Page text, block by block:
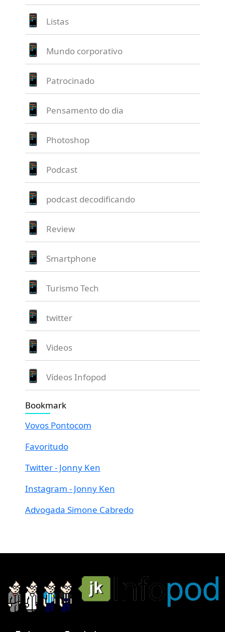
Listas
Mundo corporativo
Patrocinado
Pensamento do dia
Photoshop
Podcast
podcast decodificando
Review
Smartphone
Turismo Tech
twitter
Videos
Vídeos Infopod
Bookmark
Vovos Pontocom
Favoritudo
Twitter - Jonny Ken
Instagram - Jonny Ken
Advogada Simone Cabredo